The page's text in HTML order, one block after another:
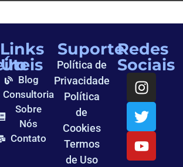
Links
Úteis
Blog
Consultoria
Sobre
Nós
Contato
Suporte
Política de
Privacidade
Política
de
Cookies
Termos
de Uso
Redes
Sociais